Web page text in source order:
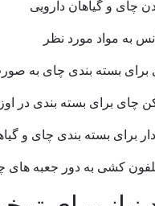
چای و گیاهان دارویی
به مواد مورد نظر
بسته بندی چای به
چای برای بسته بندی در
برای بسته بندی چای و
کشی به دور جعبه های